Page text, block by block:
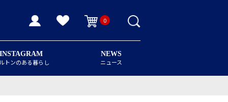
0
INSTAGRAM
トンのある暮らし
NEWS
ニュース